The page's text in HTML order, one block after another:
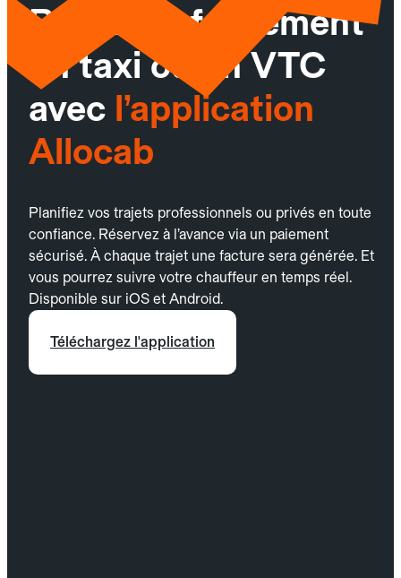
Réservez facilement
un taxi ou un VTC
avec l’application
Allocab
Planifiez vos trajets professionnels ou privés en toute
confiance. Réservez à l’avance via un paiement
sécurisé. À chaque trajet une facture sera générée. Et
vous pourrez suivre votre chauffeur en temps réel.
Disponible sur iOS et Android.
Téléchargez l'application